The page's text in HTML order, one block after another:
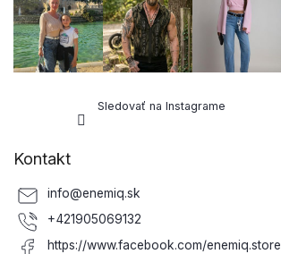
Sledovať na Instagrame
Kontakt
info@enemiq.sk
+421905069132
https://www.facebook.com/enemiq.store